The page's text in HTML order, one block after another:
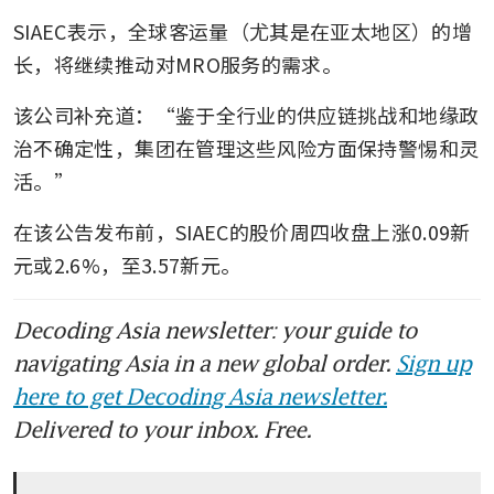
SIAEC表示，全球客运量（尤其是在亚太地区）的增
长，将继续推动对MRO服务的需求。
该公司补充道：“鉴于全行业的供应链挑战和地缘政
治不确定性，集团在管理这些风险方面保持警惕和灵
活。”
在该公告发布前，SIAEC的股价周四收盘上涨0.09新
元或2.6%，至3.57新元。
Decoding Asia newsletter: your guide to
navigating Asia in a new global order. Sign up
here to get Decoding Asia newsletter.
Delivered to your inbox. Free.